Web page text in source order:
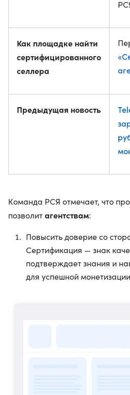
Как площадке найти
сертифицированного
селлера
Предыдущая новость
Команда РСЯ отмечает, что
позволитагентствам:
Повысить доверие со
Сертификация — знак
подтверждает знания и
для успешной